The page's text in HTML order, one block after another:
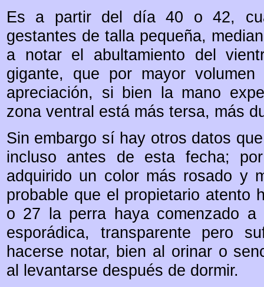
Es a partir del día 40 o 42,
gestantes de talla pequeña,
a notar el abultamiento del
gigante, que por mayor
apreciación, si bien la mano
zona ventral está más tersa, más
Sin embargo sí hay otros datos
incluso antes de esta fecha;
adquirido un color más rosado y
probable que el propietario atento
o 27 la perra haya comenzado
esporádica, transparente pero
hacerse notar, bien al orinar o
al levantarse después de dormir.